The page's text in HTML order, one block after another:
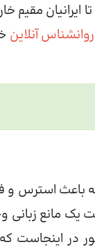
مقیم
روانشناس آنلاین
باعث استرس و
یک مانع زبانی
در اینجاست